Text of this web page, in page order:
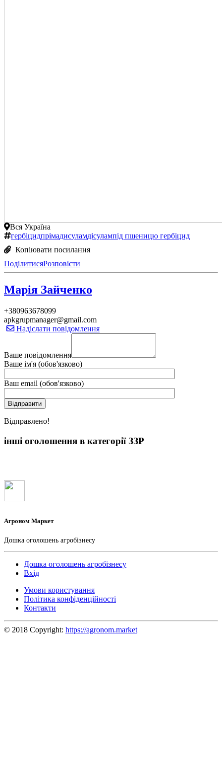
Вся Україна
гербіцидпрімадисуламдісулампід пшеницю гербіцид
Копіювати посилання
ПоділитисяРозповісти
Марія Зайченко
+380963678099
apkgrupmanager@gmail.com
Надіслати повідомлення
Ваше повідомлення
Ваше ім'я (обов'язково)
Ваш email (обов'язково)
Вiдправлено!
інші оголошення в категорії ЗЗР
Агроном Маркет
Дошка оголошень агробізнесу
Дошка оголошень агробізнесу
Вхід
Умови користування
Політика конфіденційності
Контакти
© 2018 Copyright: https://agronom.market